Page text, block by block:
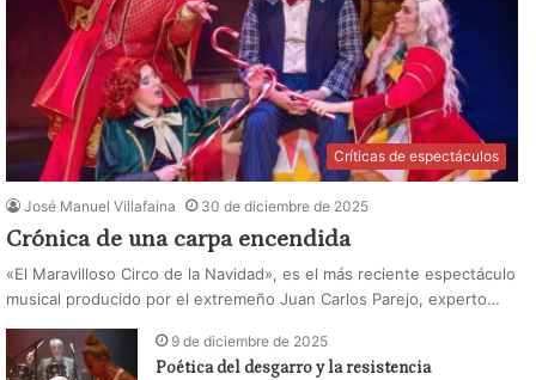
Críticas de espectáculos
José Manuel Villafaina 30 de diciembre de 2025
Crónica de una carpa encendida
«El Maravilloso Circo de la Navidad», es el más reciente espectáculo
musical producido por el extremeño Juan Carlos Parejo, experto…
9 de diciembre de 2025
Poética del desgarro y la resistencia